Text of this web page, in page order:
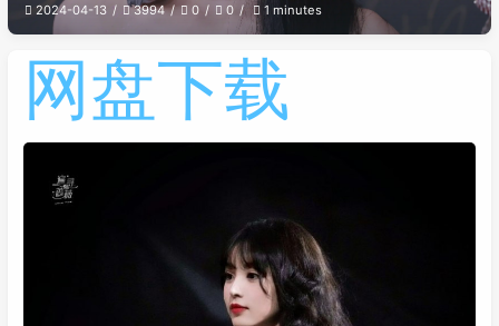
2024-04-13 3994 0 0 1 minutes
网盘下载